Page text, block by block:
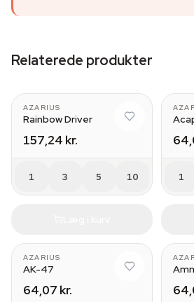
Relaterede produkter
AZARIUS
Rainbow Driver
157,24 kr.
1 3 5 10 1
AZARIUS
AK-47
64,07 kr.